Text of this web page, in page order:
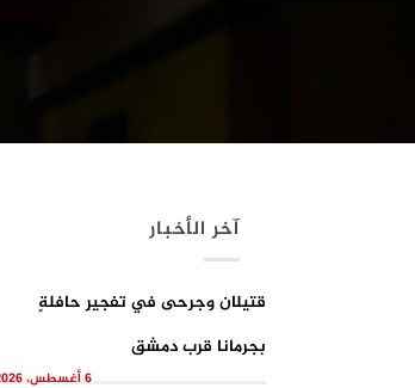
آخر الأخبار
قتيلان وجرحى في تفجيرِ حافلةٍ
بجرمانا قرب دمشق
6 أغسطس، 2026